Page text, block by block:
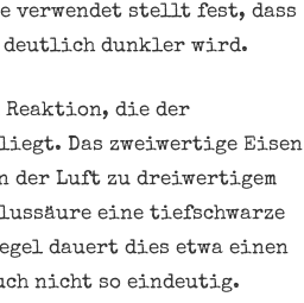
verwendet stellt fest, dass
dunkler wird.
Reaktion, die der
Das zweiwertige Eisen
Luft zu dreiwertigem
eine tiefschwarze
dauert dies etwa einen
nicht so eindeutig.